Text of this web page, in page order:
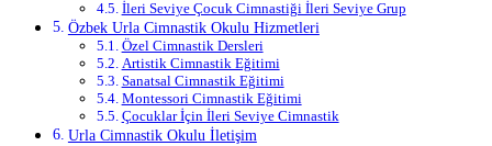
İleri Seviye Çocuk Cimnastiği İleri Seviye Grup
Özbek Urla Cimnastik Okulu Hizmetleri
Özel Cimnastik Dersleri
Artistik Cimnastik Eğitimi
Sanatsal Cimnastik Eğitimi
Montessori Cimnastik Eğitimi
Çocuklar İçin İleri Seviye Cimnastik
Urla Cimnastik Okulu İletişim